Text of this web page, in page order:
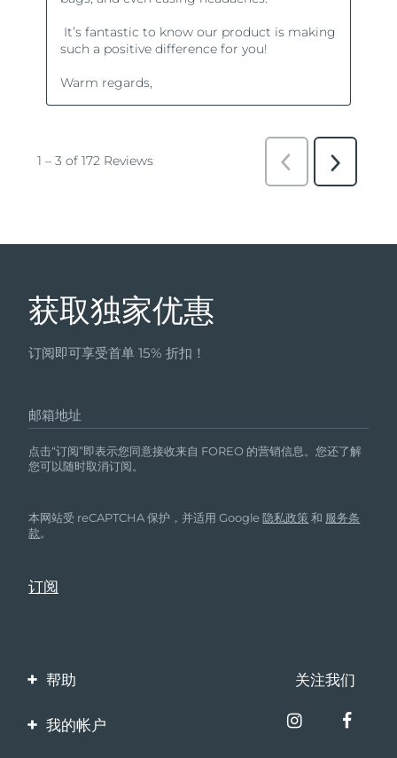
获取独家优惠
订阅即可享受首单 15% 折扣！
邮箱地址
点击“订阅”即表示您同意接收来自 FOREO 的营销信息。您还了解
您可以随时取消订阅。
本网站受 reCAPTCHA 保护，并适用 Google隐私政策 和 服务条
款。
帮助
联系我们
关注我们
我的帐户